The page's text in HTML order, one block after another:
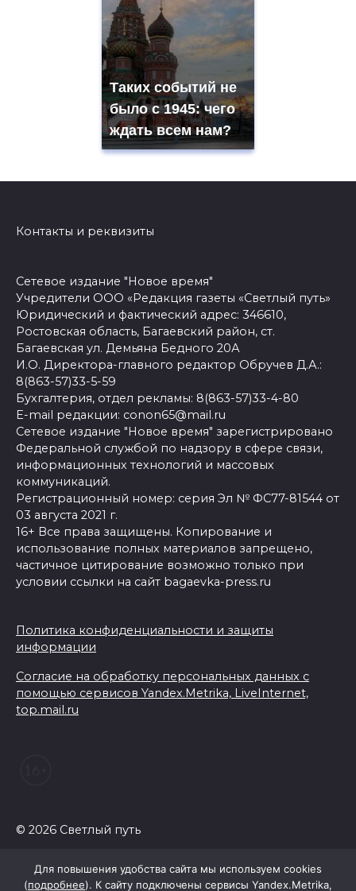
Таких событий не
было с 1945: чего
ждать всем нам?
Контакты и реквизиты
Сетевое издание "Новое время"
Учредители ООО «Редакция газеты «Светлый путь»
Юридический и фактический адрес: 346610,
Ростовская область, Багаевский район, ст.
Багаевская ул. Демьяна Бедного 20А
И.О. Директора-главного редактор Обручев Д.А.:
8(863-57)33-5-59
Бухгалтерия, отдел рекламы: 8(863-57)33-4-80
E-mail редакции: conon65@mail.ru
Сетевое издание "Новое время" зарегистрировано
Федеральной службой по надзору в сфере связи,
информационных технологий и массовых
коммуникаций.
Регистрационный номер: серия Эл № ФС77-81544 от
03 августа 2021 г.
16+ Все права защищены. Копирование и
использование полных материалов запрещено,
частичное цитирование возможно только при
условии ссылки на сайт bagaevka-press.ru
Политика конфиденциальности и защиты
информации
Согласие на обработку персональных данных с
помощью сервисов Yandex.Metrika, LiveInternet,
top.mail.ru
© 2026 Светлый путь
Для повышения удобства сайта мы используем cookies
(подробнее). К сайту подключены сервисы Yandex.Metrika,